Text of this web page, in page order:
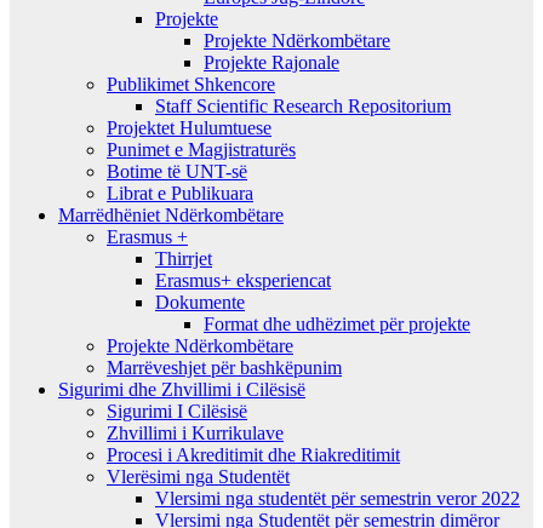
Projekte
Projekte Ndërkombëtare
Projekte Rajonale
Publikimet Shkencore
Staff Scientific Research Repositorium
Projektet Hulumtuese
Punimet e Magjistraturës
Botime të UNT-së
Librat e Publikuara
Marrëdhëniet Ndërkombëtare
Erasmus +
Thirrjet
Erasmus+ eksperiencat
Dokumente
Format dhe udhëzimet për projekte
Projekte Ndërkombëtare
Marrëveshjet për bashkëpunim
Sigurimi dhe Zhvillimi i Cilësisë
Sigurimi I Cilësisë
Zhvillimi i Kurrikulave
Procesi i Akreditimit dhe Riakreditimit
Vlerësimi nga Studentët
Vlersimi nga studentët për semestrin veror 2022
Vlersimi nga Studentët për semestrin dimëror